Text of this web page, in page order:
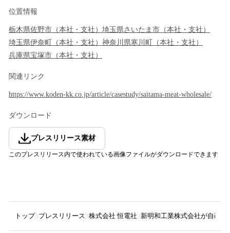
位置情報
栃木県佐野市 （本社・支社 ） 埼玉県 さいたま市 （本社・支社 ）
埼玉県伊奈町 （本社・支社 ） 神奈川県寒川町 （本社・支社 ）
兵庫県宝塚市 （本社・支社 ）
関連リンク
https://www.koden-kk.co.jp/article/casestudy/saitama-meat-wholesale/
ダウンロード
プレスリリース素材
このプレスリリース内で使われている画像ファイルがダウンロードできます
トップ プレスリリース 株式会社 恒電社 新明和工業株式会社が自己